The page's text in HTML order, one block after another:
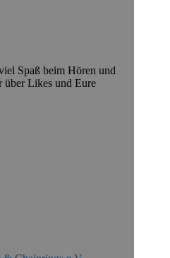
Spaß beim Hören und
über Likes und Eure